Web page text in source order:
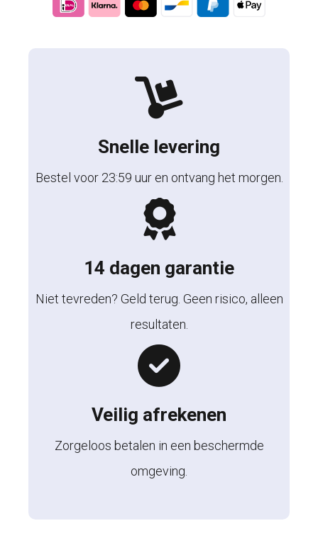
Snelle levering
Bestel voor 23:59 uur en ontvang het morgen.
14 dagen garantie
Niet tevreden? Geld terug. Geen risico, alleen
resultaten.
Veilig afrekenen
Zorgeloos betalen in een beschermde
omgeving.